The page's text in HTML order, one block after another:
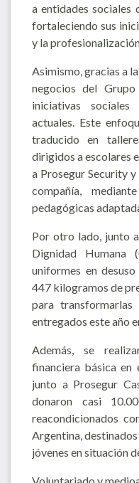
a entidades sociales
fortaleciendo sus
y la
Asimismo, gracias a
negocios del
iniciativas
actuales. Este
traducido en
dirigidos a escolares
a Prosegur Security
compañía,
pedagógicas
Por otro lado, junto
Dignidad Humana
uniformes en
447 kilogramos de
para
entregados este año
Además, se
financiera básica en
junto a Prosegur
donaron casi
reacondicionados
Argentina,
jóvenes en situación